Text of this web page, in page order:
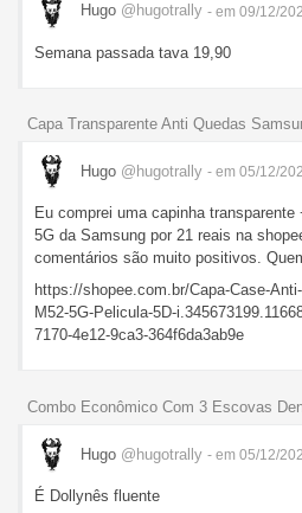
Hugo @hugotrally - em 09/12/
Semana passada tava 19,90
Capa Transparente Anti Quedas
Hugo @hugotrally - em 05/12/
Eu comprei uma capinha
5G da Samsung por 21 reais na
comentários são muito positivos.
https://shopee.com.br/Capa-Case-
M52-5G-Pelicula-5D-
7170-4e12-9ca3-364f6da3ab9e
Combo Econômico Com 3 Escovas
Hugo @hugotrally - em 05/12/
É Dollynês fluente